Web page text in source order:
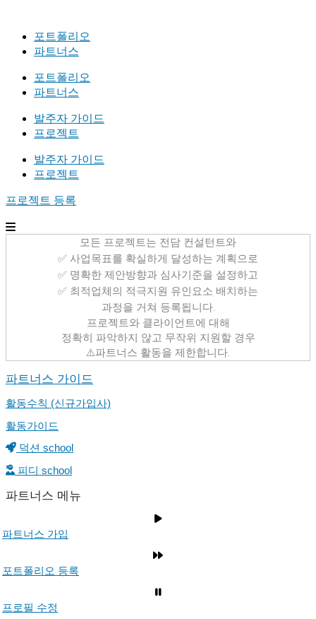
포트폴리오
파트너스
포트폴리오
파트너스
발주자 가이드
프로젝트
발주자 가이드
프로젝트
프로젝트 등록
모든 프로젝트는 전담 컨설턴트와
✅ 사업목표를 확실하게 달성하는 계획으로
✅ 명확한 제안방향과 심사기준을 설정하고
✅ 최적업체의 적극지원 유인요소 배치하는
과정을 거쳐 등록됩니다.
프로젝트와 클라이언트에 대해
정확히 파악하지 않고 무작위 지원할 경우
⚠️파트너스 활동을 제한합니다.
파트너스 가이드
활동수칙 (신규가입사)
활동가이드
덕션 school
피디 school
파트너스 메뉴
파트너스 가입
포트폴리오 등록
프로필 수정